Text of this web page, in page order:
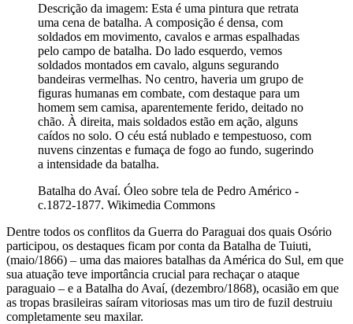
Descrição da imagem: Esta é uma pintura que retrata
uma cena de batalha. A composição é densa, com
soldados em movimento, cavalos e armas espalhadas
pelo campo de batalha. Do lado esquerdo, vemos
soldados montados em cavalo, alguns segurando
bandeiras vermelhas. No centro, haveria um grupo de
figuras humanas em combate, com destaque para um
homem sem camisa, aparentemente ferido, deitado no
chão. À direita, mais soldados estão em ação, alguns
caídos no solo. O céu está nublado e tempestuoso, com
nuvens cinzentas e fumaça de fogo ao fundo, sugerindo
a intensidade da batalha.
Batalha do Avaí. Óleo sobre tela de Pedro Américo -
c.1872-1877. Wikimedia Commons
Dentre todos os conflitos da Guerra do Paraguai dos quais Osório
participou, os destaques ficam por conta da Batalha de Tuiuti,
(maio/1866) – uma das maiores batalhas da América do Sul, em que
sua atuação teve importância crucial para rechaçar o ataque
paraguaio – e a Batalha do Avaí, (dezembro/1868), ocasião em que
as tropas brasileiras saíram vitoriosas mas um tiro de fuzil destruiu
completamente seu maxilar.